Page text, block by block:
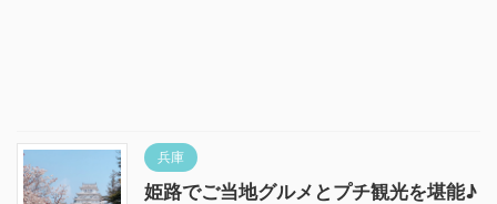
兵庫
姫路でご当地グルメとプチ観光を堪能♪